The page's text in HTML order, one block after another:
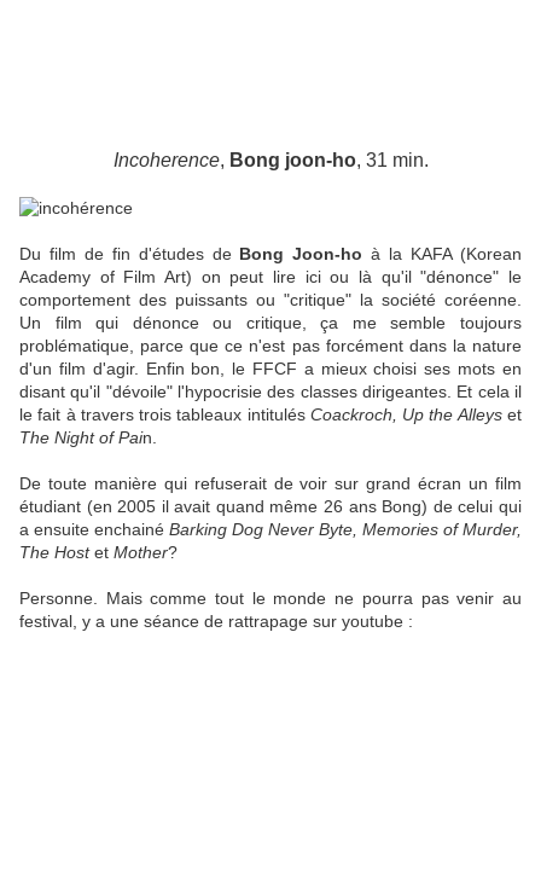
Incoherence, Bong joon-ho, 31 min.
Du film de fin d'études de Bong Joon-ho à la KAFA (Korean
Academy of Film Art) on peut lire ici ou là qu'il "dénonce" le
comportement des puissants ou "critique" la société coréenne.
Un film qui dénonce ou critique, ça me semble toujours
problématique, parce que ce n'est pas forcément dans la nature
d'un film d'agir. Enfin bon, le FFCF a mieux choisi ses mots en
disant qu'il "dévoile" l'hypocrisie des classes dirigeantes. Et cela il
le fait à travers trois tableaux intitulés Coackroch, Up the Alleyset
The Night of Pain.
De toute manière qui refuserait de voir sur grand écran un film
étudiant (en 2005 il avait quand même 26 ans Bong) de celui qui
a ensuite enchainé Barking Dog Never Byte, Memories of Murder,
The Hostet Mother?
Personne. Mais comme tout le monde ne pourra pas venir au
festival, y a une séance de rattrapage sur youtube :